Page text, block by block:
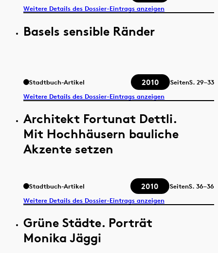
Weitere Details des Dossier-Eintrags anzeigen
Basels sensible Ränder
Stadtbuch-Artikel 2010 SeitenS. 29–33
Weitere Details des Dossier-Eintrags anzeigen
Architekt Fortunat Dettli.
Mit Hochhäusern bauliche
Akzente setzen
Stadtbuch-Artikel 2010 SeitenS. 36–36
Weitere Details des Dossier-Eintrags anzeigen
Grüne Städte. Porträt
Monika Jäggi